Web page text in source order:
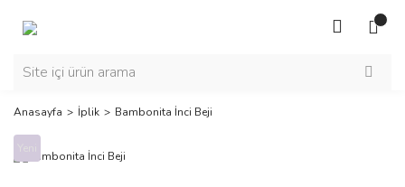
Anasayfa İplik Bambonita İnci Beji